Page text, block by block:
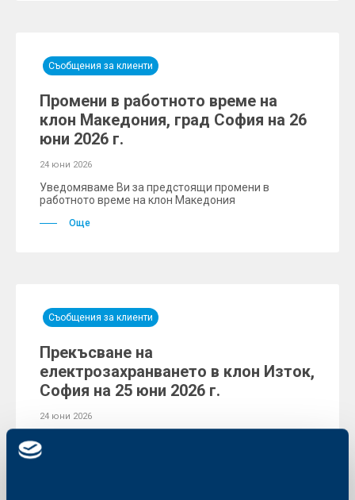
Съобщения за клиенти
Промени в работното време на
клон Македония, град София на 26
юни 2026 г.
24 юни 2026
Уведомяваме Ви за предстоящи промени в
работното време на клон Македония
Още
Съобщения за клиенти
Прекъсване на
електрозахранването в клон Изток,
София на 25 юни 2026 г.
24 юни 2026
на електрозахранването временно няма да работи.